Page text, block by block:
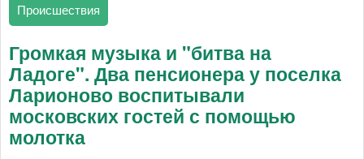
Происшествия
Громкая музыка и "битва на
Ладоге". Два пенсионера у поселка
Ларионово воспитывали
московских гостей с помощью
молотка